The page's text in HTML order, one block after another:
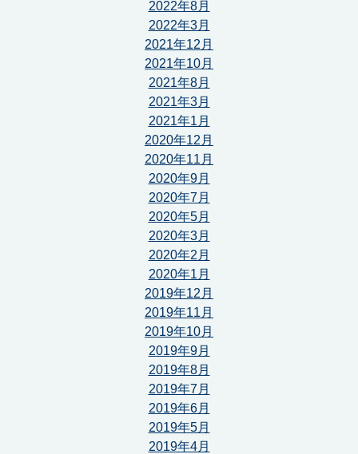
2022年8月
2022年3月
2021年12月
2021年10月
2021年8月
2021年3月
2021年1月
2020年12月
2020年11月
2020年9月
2020年7月
2020年5月
2020年3月
2020年2月
2020年1月
2019年12月
2019年11月
2019年10月
2019年9月
2019年8月
2019年7月
2019年6月
2019年5月
2019年4月